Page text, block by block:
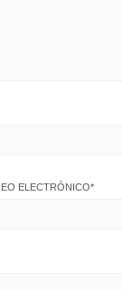
ELECTRÓNICO*